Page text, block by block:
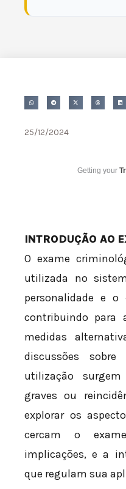
25/12/2024
Getting your
INTRODUÇÃO AO
O exame
utilizada no
personalidade e
contribuindo para
medidas
discussões
utilização
graves ou
explorar os
cercam o
implicações, e a
que regulam sua